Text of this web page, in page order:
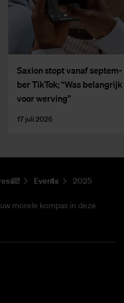
Saxi­on stopt van­af sep­tem­
ber Tik­Tok; “Was be­lang­rijk
voor wer­ving”
17 juli 2026
Events
2025
morele kompas in deze